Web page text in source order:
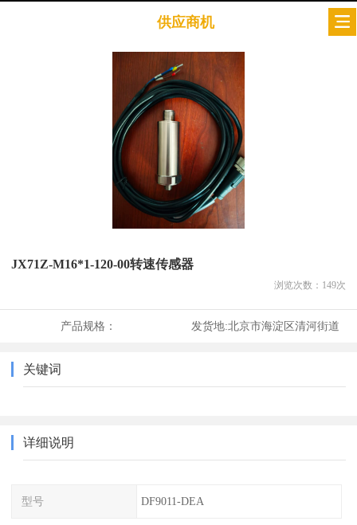
供应商机
JX71Z-M16*1-120-00转速传感器
浏览次数： 149次
产品规格： 发货地:北京市海淀区清河街道
关键词
详细说明
型号 DF9011-DEA